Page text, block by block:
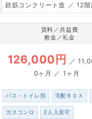
鉄筋コンクリート造 ／ 12階
賃料／共益費
敷金／礼金
126,000円 ／
0ヶ月 ／ 1ヶ月
バス・トイレ別 宅配ＢＯＸ
ガスコンロ 2人入居可